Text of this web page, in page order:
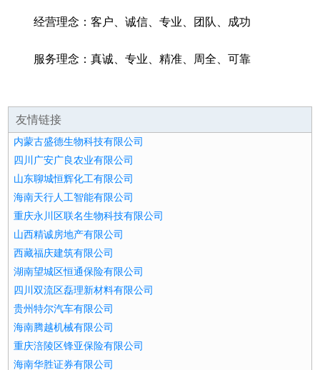
经营理念：客户、诚信、专业、团队、成功
服务理念：真诚、专业、精准、周全、可靠
友情链接
内蒙古盛德生物科技有限公司
四川广安广良农业有限公司
山东聊城恒辉化工有限公司
海南天行人工智能有限公司
重庆永川区联名生物科技有限公司
山西精诚房地产有限公司
西藏福庆建筑有限公司
湖南望城区恒通保险有限公司
四川双流区磊理新材料有限公司
贵州特尔汽车有限公司
海南腾越机械有限公司
重庆涪陵区锋亚保险有限公司
海南华胜证券有限公司